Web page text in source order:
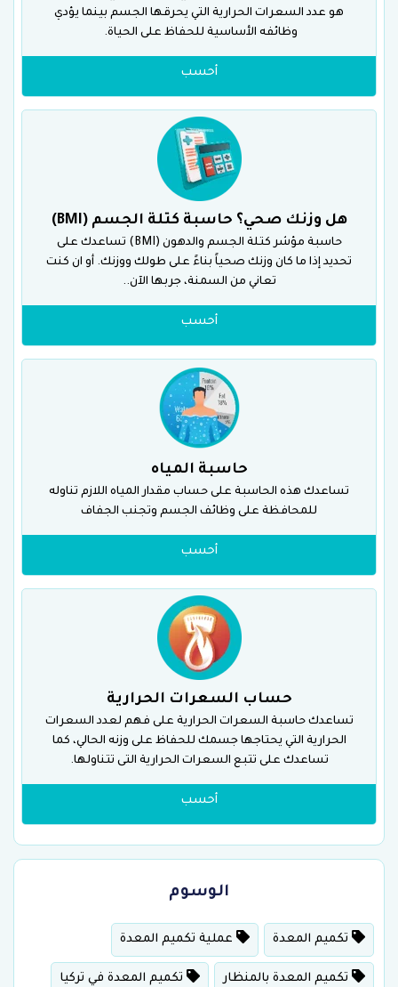
هو عدد السعرات الحرارية التي يحرقها الجسم بينما يؤدي
وظائفه الأساسية للحفاظ على الحياة.
أحسب
هل وزنك صحي؟ حاسبة كتلة الجسم (BMI)
حاسبة مؤشر كتلة الجسم والدهون (BMI) تساعدك على
تحديد إذا ما كان وزنك صحياً بناءً على طولك ووزنك. أو ان كنت
تعاني من السمنة، جربها الآن..
أحسب
حاسبة المياه
تساعدك هذه الحاسبة على حساب مقدار المياه اللازم تناوله
للمحافظة على وظائف الجسم وتجنب الجفاف
أحسب
حساب السعرات الحرارية
تساعدك حاسبة السعرات الحرارية على فهم لعدد السعرات
الحرارية التي يحتاجها جسمك للحفاظ على وزنه الحالي، كما
تساعدك على تتبع السعرات الحرارية التى تتناولها.
أحسب
الوسوم
تكميم المعدة عملية تكميم المعدة
تكميم المعدة بالمنظار تكميم المعدة في تركيا